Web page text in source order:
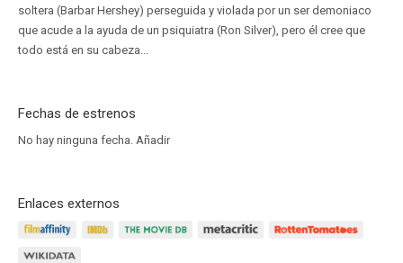
soltera (Barbar Hershey) perseguida y violada por un ser demoniaco
que acude a la ayuda de un psiquiatra (Ron Silver), pero él cree que
todo está en su cabeza...
Fechas de estrenos
No hay ninguna fecha. Añadir
Enlaces externos